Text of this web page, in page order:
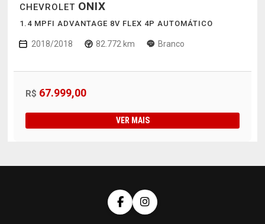
CHEVROLET ONIX
1.4 MPFI ADVANTAGE 8V FLEX 4P AUTOMÁTICO
2018/2018 82.772 km Branco
R$ 67.999,00
VER MAIS